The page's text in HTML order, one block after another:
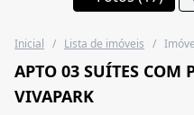
Inicial / Lista de imóveis /
APTO 03 SUÍTES COM
VIVAPARK